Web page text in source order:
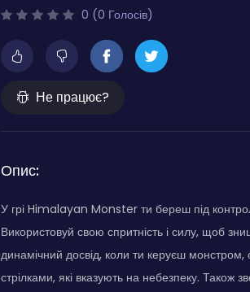
0 (0 Голосів)
Не працює?
Опис:
У грі Himalayan Monster ти береш під
Використовуй свою спритність і силу, щоб
динамічний досвід, коли ти керуєш
стрілками, які вказують на небезпеку. Також